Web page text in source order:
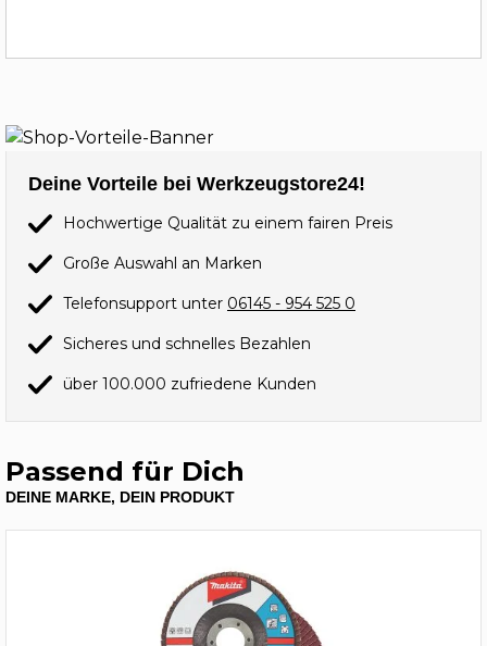
Deine Vorteile bei Werkzeugstore24!
Hochwertige Qualität zu einem fairen Preis
Große Auswahl an Marken
Telefonsupport unter 06145 - 954 525 0
Sicheres und schnelles Bezahlen
über 100.000 zufriedene Kunden
Passend für Dich
DEINE MARKE, DEIN PRODUKT